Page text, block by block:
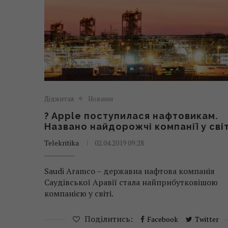
Діджитал Новини
? Apple поступилася нафтовикам.
Названо найдорожчі компанії у
Telekritika 02.04.2019 09:28
Saudi Aramco – державна нафтова компанія
Саудівської Аравії стала найприбутковішою
компанією у світі.
Поділитись: Facebook Twitter